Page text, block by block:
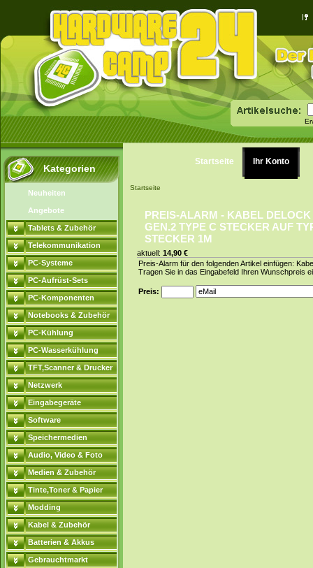
Kategorien
Neuheiten
Angebote
Tablets & Zubehör
Telekommunikation
PC-Systeme
PC-Aufrüst-Sets
PC-Komponenten
Notebooks & Zubehör
PC-Kühlung
PC-Wasserkühlung
TFT,Scanner & Drucker
Netzwerk
Eingabegeräte
Software
Speichermedien
Audio, Video & Foto
Medien & Zubehör
Tinte,Toner & Papier
Modding
Kabel & Zubehör
Batterien & Akkus
Gebrauchtmarkt
Startseite Ihr Konto
Startseite
PREIS-ALARM - KABEL DELOCK
GEN.2 TYPE C STECKER AUF
STECKER 1M
aktuell: 14,90 €
Preis-Alarm für den folgenden Artikel einfügen:
Tragen Sie in das Eingabefeld Ihren Wunschpreis
Preis: